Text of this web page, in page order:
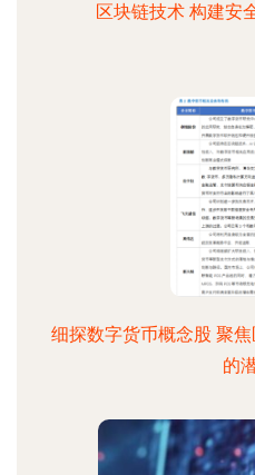
区块链技术 构建安
细探数字货币概念股 聚
的